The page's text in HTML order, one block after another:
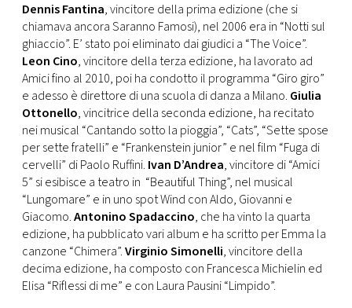
Dennis Fantina, vincitore della prima edizione (che si
chiamava ancora Saranno Famosi), nel 2006 era in “Notti sul
ghiaccio”. E’ stato poi eliminato dai giudici a “The Voice”.
Leon Cino, vincitore della terza edizione, ha lavorato ad
Amici fino al 2010, poi ha condotto il programma “Giro giro”
e adesso è direttore di una scuola di danza a Milano. Giulia
Ottonello, vincitrice della seconda edizione, ha recitato
nei musical “Cantando sotto la pioggia”, “Cats”, “Sette spose
per sette fratelli” e “Frankenstein junior” e nel film “Fuga di
cervelli” di Paolo Ruffini. Ivan D’Andrea, vincitore di “Amici
5” si esibisce a teatro in “Beautiful Thing”, nel musical
“Lungomare” e in uno spot Wind con Aldo, Giovanni e
Giacomo.Antonino Spadaccino, che ha vinto la quarta
edizione, ha pubblicato vari album e ha scritto per Emma la
canzone “Chimera”.Virginio Simonelli, vincitore della
decima edizione, ha composto con Francesca Michielin ed
Elisa “Riflessi di me” e con Laura Pausini “Limpido”.